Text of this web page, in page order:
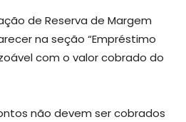
de Reserva de Margem
na seção “Empréstimo
com o valor cobrado do
não devem ser cobrados